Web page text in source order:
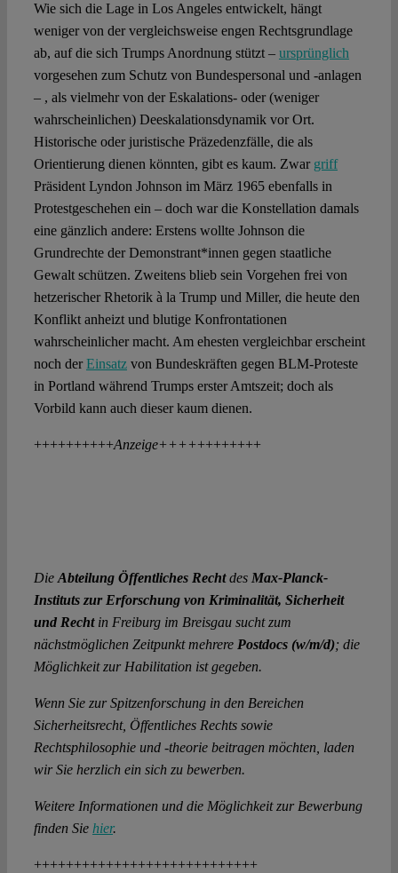
Wie sich die Lage in Los Angeles entwickelt, hängt
weniger von der vergleichsweise engen Rechtsgrundlage
ab, auf die sich Trumps Anordnung stützt – ursprünglich
vorgesehen zum Schutz von Bundespersonal und -anlagen
– , als vielmehr von der Eskalations- oder (weniger
wahrscheinlichen) Deeskalationsdynamik vor Ort.
Historische oder juristische Präzedenzfälle, die als
Orientierung dienen könnten, gibt es kaum. Zwar griff
Präsident Lyndon Johnson im März 1965 ebenfalls in
Protestgeschehen ein – doch war die Konstellation damals
eine gänzlich andere: Erstens wollte Johnson die
Grundrechte der Demonstrant*innen gegen staatliche
Gewalt schützen. Zweitens blieb sein Vorgehen frei von
hetzerischer Rhetorik à la Trump und Miller, die heute den
Konflikt anheizt und blutige Konfrontationen
wahrscheinlicher macht. Am ehesten vergleichbar erscheint
noch derEinsatzvon Bundeskräften gegen BLM-Proteste
in Portland während Trumps erster Amtszeit; doch als
Vorbild kann auch dieser kaum dienen.
++++++++++Anzeige++++++++++++
Die Abteilung Öffentliches RechtdesMax-Planck-
Instituts zur Erforschung von Kriminalität, Sicherheit
und Rechtin Freiburg im Breisgau sucht zum
nächstmöglichen Zeitpunkt mehrere Postdocs (w/m/d); die
Möglichkeit zur Habilitation ist gegeben.
Wenn Sie zur Spitzenforschung in den Bereichen
Sicherheitsrecht, Öffentliches Rechts sowie
Rechtsphilosophie und -theorie beitragen möchten, laden
wir Sie herzlich ein sich zu bewerben.
Weitere Informationen und die Möglichkeit zur Bewerbung
finden Sie hier.
++++++++++++++++++++++++++++